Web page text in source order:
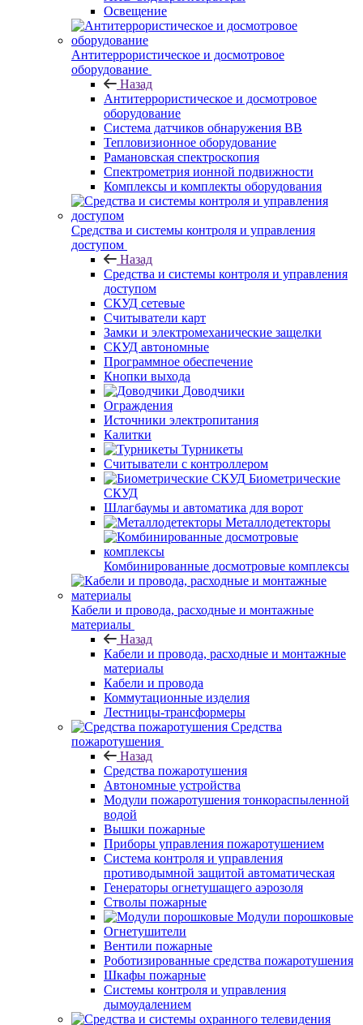
Освещение
Антитеррористическое и досмотровое
оборудование
Назад
Антитеррористическое и досмотровое
оборудование
Cистема датчиков обнаружения ВВ
Тепловизионное оборудование
Рамановская спектроскопия
Спектрометрия ионной подвижности
Комплексы и комплекты оборудования
Средства и системы контроля и управления
доступом
Назад
Средства и системы контроля и управления
доступом
СКУД сетевые
Считыватели карт
Замки и электромеханические защелки
СКУД автономные
Программное обеспечение
Кнопки выхода
Доводчики
Ограждения
Источники электропитания
Калитки
Турникеты
Считыватели с контроллером
Биометрические
СКУД
Шлагбаумы и автоматика для ворот
Металлодетекторы
Комбинированные досмотровые комплексы
Кабели и провода, расходные и монтажные
материалы
Назад
Кабели и провода, расходные и монтажные
материалы
Кабели и провода
Коммутационные изделия
Лестницы-трансформеры
Средства
пожаротушения
Назад
Средства пожаротушения
Автономные устройства
Модули пожаротушения тонкораспыленной
водой
Вышки пожарные
Приборы управления пожаротушением
Система контроля и управления
противодымной защитой автоматическая
Генераторы огнетушащего аэрозоля
Стволы пожарные
Модули порошковые
Огнетушители
Вентили пожарные
Роботизированные средства пожаротушения
Шкафы пожарные
Системы контроля и управления
дымоудалением